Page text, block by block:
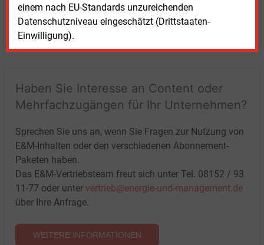
einem nach EU-Standards unzureichenden
Datenschutzniveau eingeschätzt (Drittstaaten-
Einwilligung).
LOGIN
Haben Sie Interesse an Content oder
Mehrfachzugängen für Ihr Unternehmen?
Sprechen Sie uns an, wenn Sie Fragen zur Nutzung von
E&M-Inhalten oder den verschiedenen Abonnement-
Paketen haben.
Das E&M-Vertriebsteam freut sich unter Tel. 08152 / 93
11-77 oder unter vertrieb@energie-und-management.de
über Ihre Anfrage.
WEITERE INFORMATIONEN